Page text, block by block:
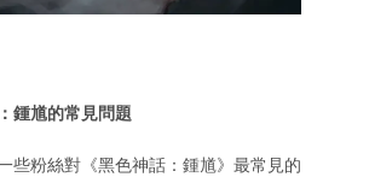
鍾馗的常見問題
些粉絲對《黑色神話：鍾馗》最常見的